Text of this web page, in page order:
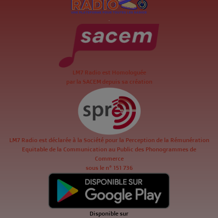
.
LM7 Radio est Homologuée
par la SACEM depuis sa création
LM7 Radio est déclarée à la Société pour la Perception de la Rémunération
Equitable de la Communication au Public des Phonogrammes de
Commerce
sous le n° 151 736
Disponible sur